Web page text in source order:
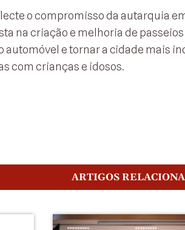
o compromisso da autarquia
na criação e melhoria de
automóvel e tornar a cidade mais
com crianças e idosos.
ARTIGOS